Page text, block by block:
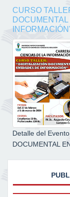
CURSO
Detalle del
DOCUMENTAL